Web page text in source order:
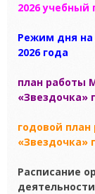
2026 учебный
Режим дня на
2026 года
план работы
«Звездочка»
годовой
«Звездочка»
Расписание
деятельности